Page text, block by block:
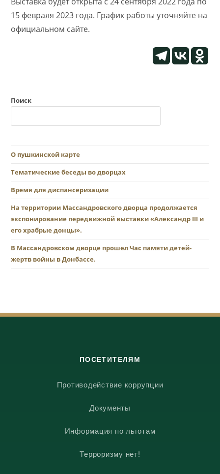
15 февраля 2023 года. График работы уточняйте на
официальном сайте.
Поиск
О пушкинской карте
Тематические беседы во дворцах
Время для диспансеризации
На территории Массандровского дворца продолжается
экспонирование передвижной выставки «Александр III и
его храбрые донцы».
В Массандровском дворце прошел Час памяти детей-
жертв войны в Донбассе.
ПОСЕТИТЕЛЯМ
Противодействие коррупции
Документы
Информация по льготам
Терроризму нет!